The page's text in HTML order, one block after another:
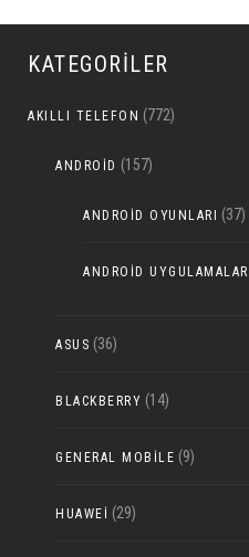
KATEGORILER
AKILLI TELEFON (772)
ANDROID (157)
ANDROID OYUNLARI (37)
ANDROID UYGULAMALARI
ASUS (36)
BLACKBERRY (14)
GENERAL MOBILE (9)
HUAWEI (29)